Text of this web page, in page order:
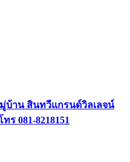
บ้าน สินทวีแกรนด์วิลเลจน์
081-8218151